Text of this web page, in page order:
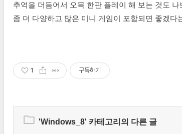
추억을 더듬어서 오목 한판 플레이 해 보는 것도
좀 더 다양하고 많은 미니 게임이 포함되면 좋겠다
1 구독하기
'Windows_8' 카테고리의 다른 글